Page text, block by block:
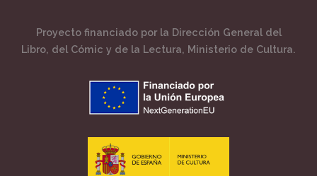
Proyecto financiado por la Dirección General del
Libro, del Cómic y de la Lectura, Ministerio de Cultura.